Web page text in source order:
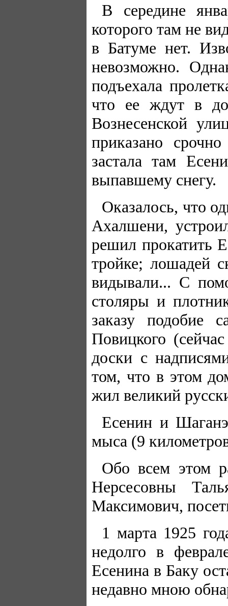
В середине
которого там не
в Батуме нет.
невозможно.
подъехала
что ее ждут в
Вознесенской
приказано
застала там
выпавшему снегу.
Оказалось, что
Ахалшени,
решил прокатить
тройке; лошадей
видывали... С
столяры и
заказу подобие
Повицкого
доски с
том, что в этом
жил великий
Есенин и
мыса (9
Обо всем этом
Нерсесовны
Максимович,
1 марта 1925
недолго в
Есенина в Баку
недавно мною